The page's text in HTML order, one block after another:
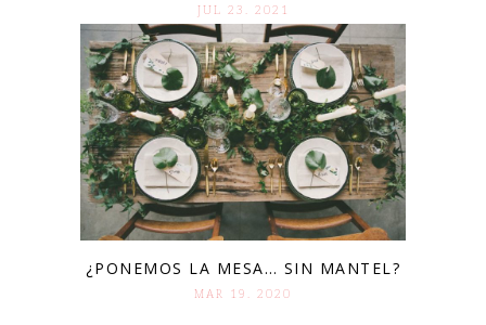
JUL 23. 2021
¿PONEMOS LA MESA… SIN MANTEL?
MAR 19. 2020